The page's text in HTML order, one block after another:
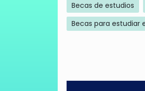
Becas de estudios
Becas para estudiar